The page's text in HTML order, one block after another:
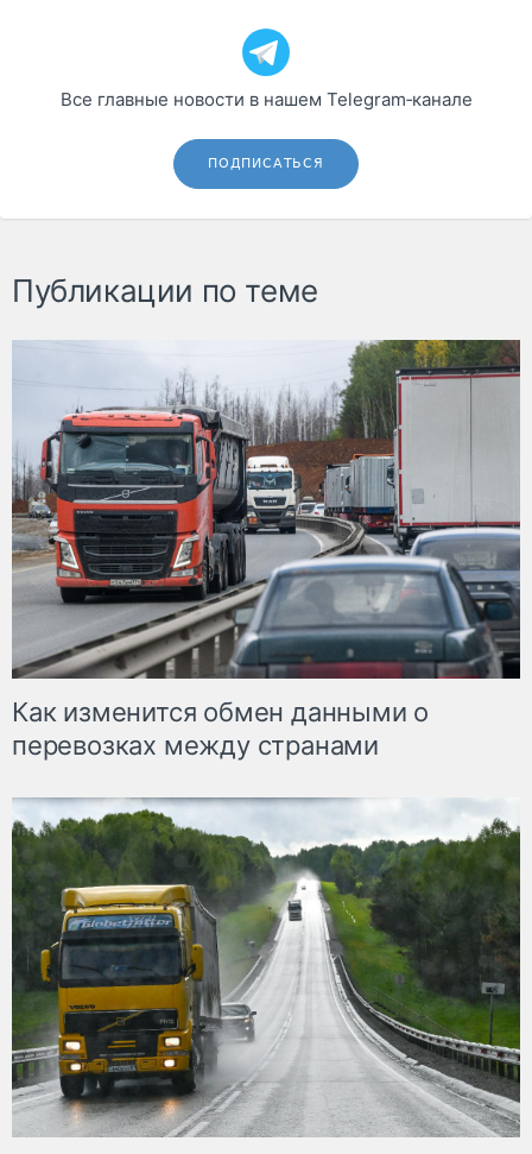
Все главные новости в нашем Telegram‑канале
ПОДПИСАТЬСЯ
Публикации по теме
Как изменится обмен данными о
перевозках между странами